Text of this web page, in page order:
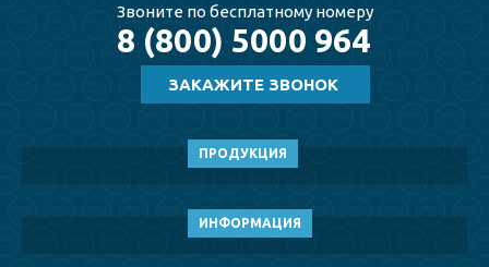
Звоните по бесплатному номеру
8 (800) 5000 964
ПРОДУКЦИЯ
ИНФОРМАЦИЯ